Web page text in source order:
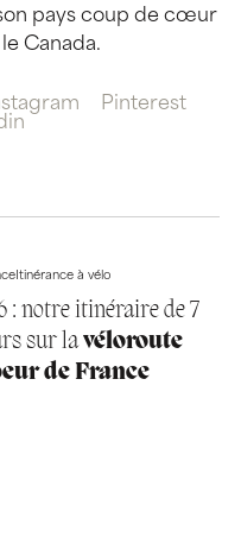
pays coup de cœur
Canada.
Pinterest
Itinérance à vélo
: notre itinéraire de 7
sur lavéloroute
de France